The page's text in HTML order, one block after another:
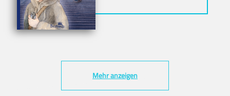
Mehr anzeigen